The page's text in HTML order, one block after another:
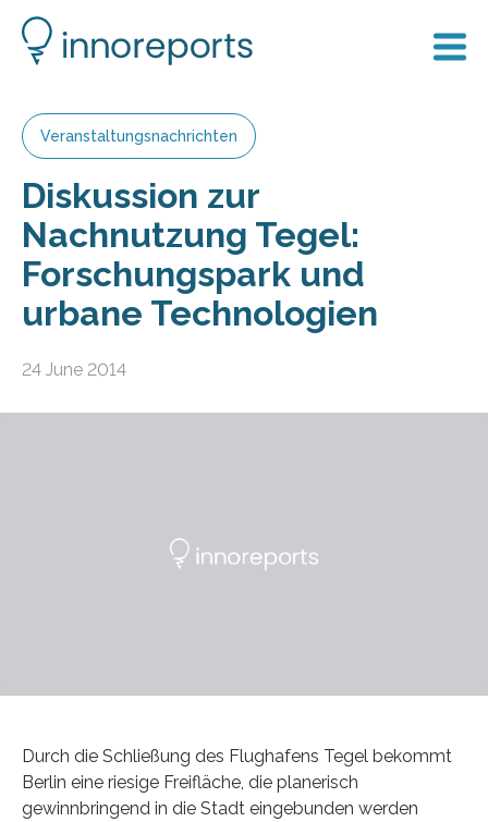
Veranstaltungsnachrichten
Diskussion zur
Nachnutzung Tegel:
Forschungspark und
urbane Technologien
24 June 2014
Durch die Schließung des Flughafens Tegel bekommt
Berlin eine riesige Freifläche, die planerisch
gewinnbringend in die Stadt eingebunden werden